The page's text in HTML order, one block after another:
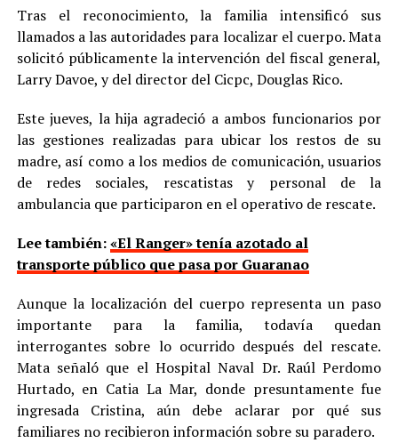
Tras el reconocimiento, la familia intensificó sus
llamados a las autoridades para localizar el cuerpo. Mata
solicitó públicamente la intervención del fiscal general,
Larry Davoe, y del director del Cicpc, Douglas Rico.
Este jueves, la hija agradeció a ambos funcionarios por
las gestiones realizadas para ubicar los restos de su
madre, así como a los medios de comunicación, usuarios
de redes sociales, rescatistas y personal de la
ambulancia que participaron en el operativo de rescate.
Lee también:«El Ranger» tenía azotado al
transporte público que pasa por Guaranao
Aunque la localización del cuerpo representa un paso
importante para la familia, todavía quedan
interrogantes sobre lo ocurrido después del rescate.
Mata señaló que el Hospital Naval Dr. Raúl Perdomo
Hurtado, en Catia La Mar, donde presuntamente fue
ingresada Cristina, aún debe aclarar por qué sus
familiares no recibieron información sobre su paradero.